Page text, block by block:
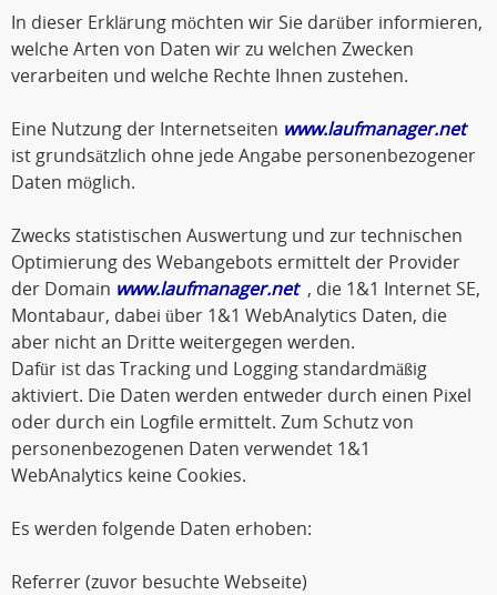
In dieser Erklärung möchten wir Sie darüber informieren,
welche Arten von Daten wir zu welchen Zwecken
verarbeiten und welche Rechte Ihnen zustehen.
Eine Nutzung der Internetseiten www.laufmanager.net
ist grundsätzlich ohne jede Angabe personenbezogener
Daten möglich.
Zwecks statistischen Auswertung und zur technischen
Optimierung des Webangebots ermittelt der Provider
der Domain www.laufmanager.net, die 1&1 Internet SE,
Montabaur, dabei über 1&1 WebAnalytics Daten, die
aber nicht an Dritte weitergegen werden.
Dafür ist das Tracking und Logging standardmäßig
aktiviert. Die Daten werden entweder durch einen Pixel
oder durch ein Logfile ermittelt. Zum Schutz von
personenbezogenen Daten verwendet 1&1
WebAnalytics keine Cookies.
Es werden folgende Daten erhoben:
Referrer (zuvor besuchte Webseite)